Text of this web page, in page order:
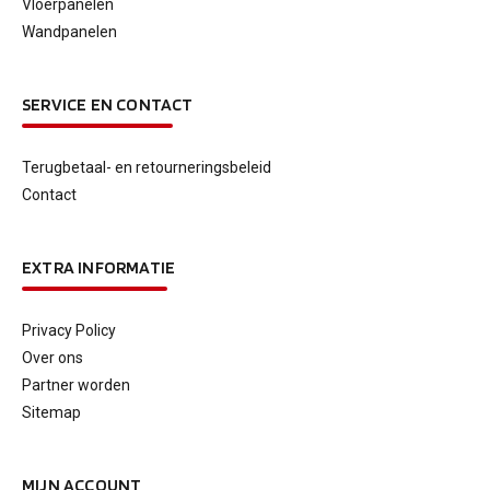
Vloerpanelen
Wandpanelen
SERVICE EN CONTACT
Terugbetaal- en retourneringsbeleid
Contact
EXTRA INFORMATIE
Privacy Policy
Over ons
Partner worden
Sitemap
MIJN ACCOUNT